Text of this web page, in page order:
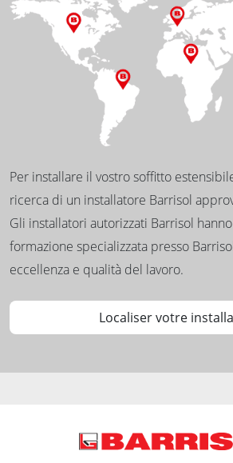
Per installare il vostro soffitto
ricerca di un installatore Barrisol
Gli installatori autorizzati Barrisol
formazione specializzata presso
eccellenza e qualità del lavoro.
Localiser votre